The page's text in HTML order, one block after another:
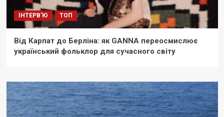
ІНТЕРВ'Ю ТОП
Від Карпат до Берліна: як GANNA переосмислює
український фольклор для сучасного світу